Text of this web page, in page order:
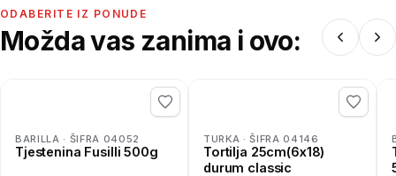
ODABERITE IZ PONUDE
Možda vas zanima i ovo:
BARILLA · ŠIFRA 04052
Tjestenina Fusilli 500g
TURKA · ŠIFRA 04146
Tortilja 25cm(6x18)
durum classic